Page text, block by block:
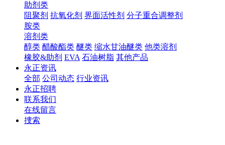
助剂类
阻聚剂 抗氧化剂 界面活性剂 分子重合调整剂
胺类
溶剂类
醇类 醋酸酯类 醚类 缩水甘油醚类 他类溶剂
橡胶&助剂 EVA 石油树脂 其他产品
永正资讯
全部 公司动态 行业资讯
永正招聘
联系我们
在线留言
捜索